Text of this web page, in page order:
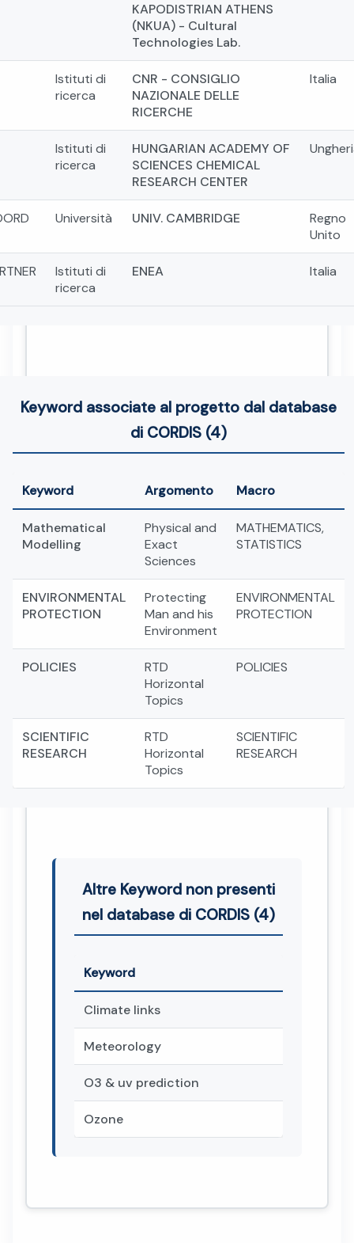
KAPODISTRIAN ATHENS
(NKUA) - Cultural
Technologies Lab.
Istituti di
ricerca
CNR - CONSIGLIO
NAZIONALE DELLE
RICERCHE
Italia
Istituti di
ricerca
HUNGARIAN ACADEMY OF
SCIENCES CHEMICAL
RESEARCH CENTER
Università UNIV. CAMBRIDGE
Regno
Unito
Istituti di
ricerca
ENEA Italia
Keyword associate al progetto dal database
di CORDIS (4)
Keyword Argomento Macro
Mathematical
Modelling
Physical and
Exact
Sciences
MATHEMATICS,
STATISTICS
ENVIRONMENTAL
PROTECTION
Protecting
Man and his
Environment
ENVIRONMENTAL
PROTECTION
POLICIES
RTD
Horizontal
Topics
POLICIES
SCIENTIFIC
RESEARCH
RTD
Horizontal
Topics
SCIENTIFIC
RESEARCH
Altre Keyword non presenti
nel database di CORDIS (4)
Keyword
Climate links
Meteorology
O3 & uv prediction
Ozone